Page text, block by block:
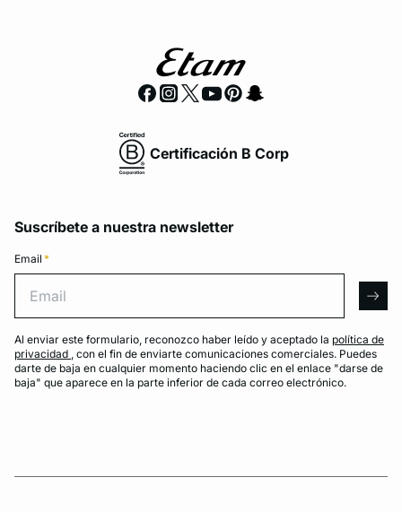
Certificación B Corp
Suscríbete a nuestra newsletter
Email *
Al enviar este formulario, reconozco haber leído y aceptado la política de
privacidad , con el fin de enviarte comunicaciones comerciales. Puedes
darte de baja en cualquier momento haciendo clic en el enlace "darse de
baja" que aparece en la parte inferior de cada correo electrónico.